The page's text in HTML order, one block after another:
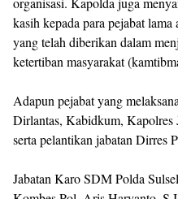
kasih kepada para pejabat lama
yang telah diberikan dalam
ketertiban masyarakat
Adapun pejabat yang
Dirlantas, Kabidkum, Kapolres
serta pelantikan jabatan Dirres
Jabatan Karo SDM Polda